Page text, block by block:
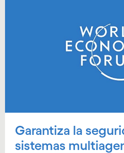
Garantiza la
sistemas